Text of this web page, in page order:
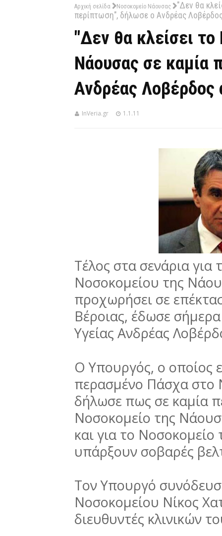
Αρχική σελίδα Νοσοκομείο Νάουσας
"Δεν θα
περίπτωση", δήλωσε ο Ανδρέας
"Δεν θα κλείσει
Νάουσας σε καμία
Ανδρέας Λοβέρδος
InVeria.gr 1.1.11
Τέλος στα σενάρια για
Νοσοκομείου της
προχωρήσει σε
Βέροιας, έδωσε
Υγείας Ανδρέας
Ο Υπουργός, ο οποίος
περασμένο Πάσχα στο
δήλωσε πως σε καμία
Νοσοκομείο της
και για το
υπάρξουν σοβαρές
Τον Υπουργό
Νοσοκομείου Νίκος
διευθυντές κλινικών